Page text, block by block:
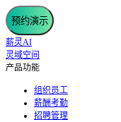
预约演示
薪灵AI
灵域空间
产品功能
组织员工
薪酬考勤
招聘管理